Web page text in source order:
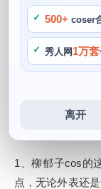
500+ coser
秀人网 1万套
离开
柳郁子是一位备
涉及展示了她卓
神。她是一位充
nime Expo 2018
原本的个性演绎
1、柳郁子cos的
点，无论外表还